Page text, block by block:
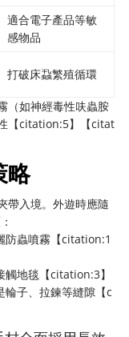
適合電子產品等敏
感物品
打破床蝨繁殖循環
（如神經毒性呋蟲胺
【citation:5】【citat
略
帶入境。外遊時應隨
防蟲噴霧【citation:1
觸地毯【citation:3】
輪子、拉鍊等縫隙【c